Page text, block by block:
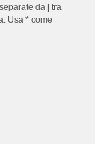
da
tra
Usa * come